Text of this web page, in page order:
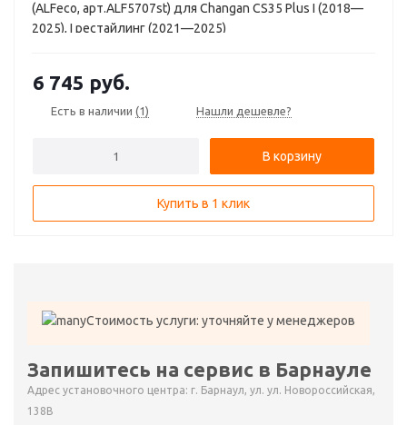
(ALFeco, арт.ALF5707st) для Changan CS35 Plus I (2018—
2025), I рестайлинг (2021—2025)
6 745 руб.
Есть в наличии (1) Нашли дешевле?
В корзину
Купить в 1 клик
Стоимость услуги: уточняйте у менеджеров
Запишитесь на сервис в Барнауле
Адрес установочного центра: г. Барнаул, ул. ул. Новороссийская,
138В